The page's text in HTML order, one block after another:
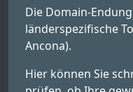
Die Domain-
länderspezifische
Ancona).
Hier können Sie